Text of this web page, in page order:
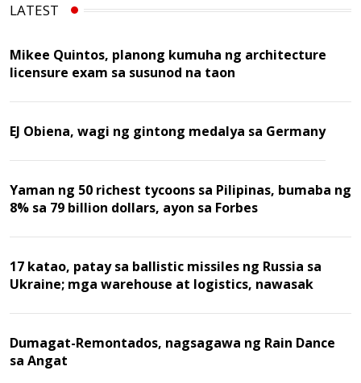
LATEST
Mikee Quintos, planong kumuha ng architecture
licensure exam sa susunod na taon
EJ Obiena, wagi ng gintong medalya sa Germany
Yaman ng 50 richest tycoons sa Pilipinas, bumaba ng
8% sa 79 billion dollars, ayon sa Forbes
17 katao, patay sa ballistic missiles ng Russia sa
Ukraine; mga warehouse at logistics, nawasak
Dumagat-Remontados, nagsagawa ng Rain Dance
sa Angat